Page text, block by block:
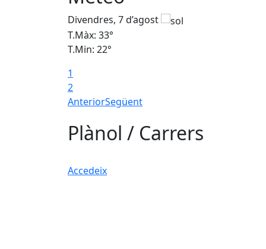
Divendres, 7 d’agost
T.Màx: 33°
T.Min: 22°
1
2
AnteriorSegüent
Plànol / Carrers
Accedeix